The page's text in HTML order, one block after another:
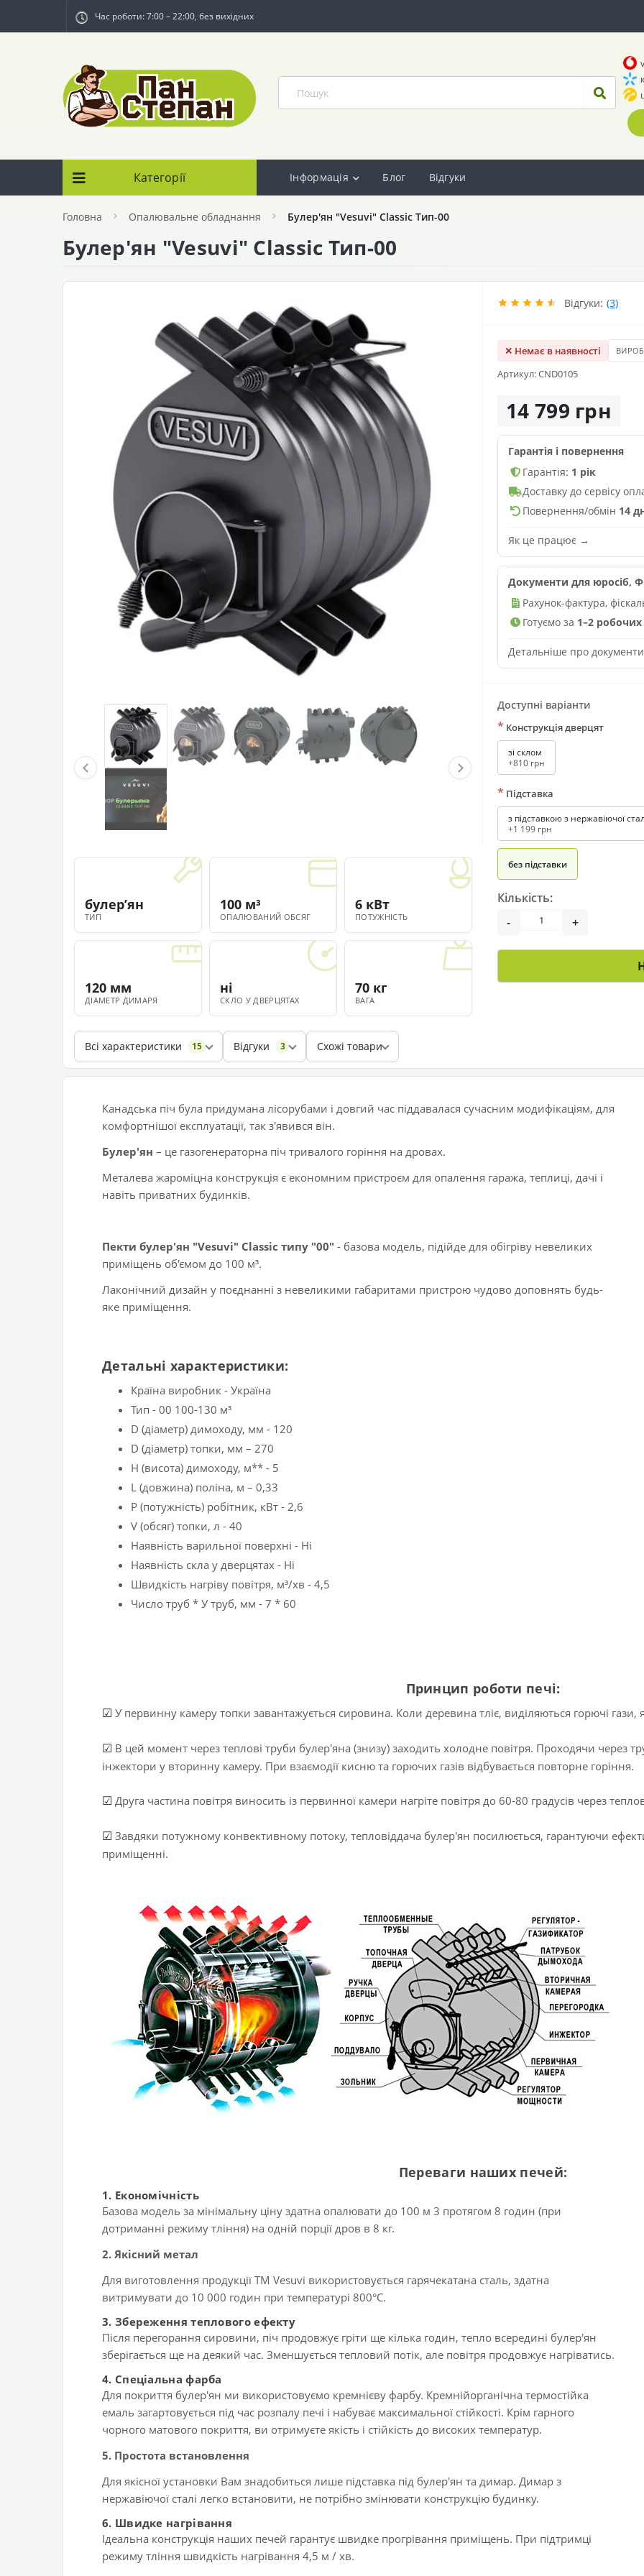
Час роботи: 7:00 – 22:00, без вихідних
Категорії Інформація Блог Відгуки
Головна Опалювальне обладнання Булер'ян "Vesuvi" Classic Тип-00
Булер'ян "Vesuvi" Classic Тип-00
Відгуки: (3)
✕ Немає в наявності
Артикул: CND0105
14 799 грн
Гарантія і повернення
Гарантія: 1 рік
Доставку до сервісу
Повернення/обмін 14
Як це працює →
Документи для юросіб,
Рахунок-фактура,
Готуємо за 1–2 робочих
Детальніше про
Доступні варіанти
* Конструкція дверцят
зі склом
+810 грн
* Підставка
з підставкою з нержавіючої
+1 199 грн
без підставки
Кількість:
-
+
ТИП
булерʼян
ОПАЛЮВАНИЙ ОБСЯГ
100 м³
ПОТУЖНІСТЬ
6 кВт
ДІАМЕТР ДИМАРЯ
120 мм
СКЛО У ДВЕРЦЯТАХ
ні
ВАГА
70 кг
Всі характеристики 15 Відгуки 3 Схожі товари
Канадська піч була придумана лісорубами і довгий час піддавалася сучасним модифікаціям, для
комфортнішої експлуатації, так з'явився він.
Булер'ян – це газогенераторна піч тривалого горіння на дровах.
Металева жароміцна конструкція є економним пристроєм для опалення гаража, теплиці, дачі і
навіть приватних будинків.
Пекти булер'ян "Vesuvi" Classic типу "00" - базова модель, підійде для обігріву невеликих
приміщень об'ємом до 100 м³.
Лаконічний дизайн у поєднанні з невеликими габаритами пристрою чудово доповнять будь-
яке приміщення.
Детальні характеристики:
Країна виробник - Україна
Тип - 00 100-130 м³
D (діаметр) димоходу, мм - 120
D (діаметр) топки, мм – 270
H (висота) димоходу, м** - 5
L (довжина) поліна, м – 0,33
P (потужність) робітник, кВт - 2,6
V (обсяг) топки, л - 40
Наявність варильної поверхні - Ні
Наявність скла у дверцятах - Ні
Швидкість нагріву повітря, м³/хв - 4,5
Число труб * У труб, мм - 7 * 60
Принцип роботи печі:
☑ У первинну камеру топки завантажується сировина. Коли деревина тліє, виділяються горючі
☑ В цей момент через теплові труби булер'яна (знизу) заходить холодне повітря. Проходячи через
інжектори у вторинну камеру. При взаємодії кисню та горючих газів відбувається повторне горіння.
☑ Друга частина повітря виносить із первинної камери нагріте повітря до 60-80 градусів через
☑ Завдяки потужному конвективному потоку, тепловіддача булер'ян посилюється, гарантуючи
приміщенні.
Переваги наших печей:
1. Економічність
Базова модель за мінімальну ціну здатна опалювати до 100 м 3 протягом 8 годин (при
дотриманні режиму тління) на одній порції дров в 8 кг.
2. Якісний метал
Для виготовлення продукції ТМ Vesuvi використовується гарячекатана сталь, здатна
витримувати до 10 000 годин при температурі 800°C.
3. Збереження теплового ефекту
Після перегорання сировини, піч продовжує гріти ще кілька годин, тепло всередині булер'ян
зберігається ще на деякий час. Зменшується тепловий потік, але повітря продовжує нагріватись.
4. Спеціальна фарба
Для покриття булер'ян ми використовуємо кремнієву фарбу. Кремнійорганічна термостійка
емаль загартовується під час розпалу печі і набуває максимальної стійкості. Крім гарного
чорного матового покриття, ви отримуєте якість і стійкість до високих температур.
5. Простота встановлення
Для якісної установки Вам знадобиться лише підставка під булер'ян та димар. Димар з
нержавіючої сталі легко встановити, не потрібно змінювати конструкцію будинку.
6. Швидке нагрівання
Ідеальна конструкція наших печей гарантує швидке прогрівання приміщень. При підтримці
режиму тління швидкість нагрівання 4,5 м / хв.